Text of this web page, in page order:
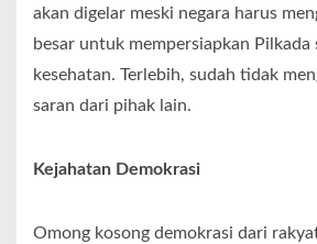
akan digelar meski negara harus
besar untuk mempersiapkan Pilkada
kesehatan. Terlebih, sudah tidak
saran dari pihak lain.
Kejahatan Demokrasi
Omong kosong demokrasi dari